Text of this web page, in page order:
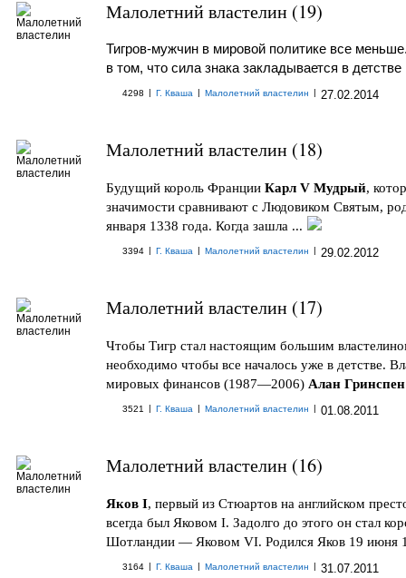
Малолетний властелин (19)
Тигров-мужчин в мировой политике все
в том, что сила знака закладывается в детстве
4298 | Г. Кваша | Малолетний властелин | 27.02.2014
Малолетний властелин (18)
Будущий король Франции Карл V Мудрый,
значимости сравнивают с Людовиком Святым,
января 1338 года. Когда зашла ...
3394 | Г. Кваша | Малолетний властелин | 29.02.2012
Малолетний властелин (17)
Чтобы Тигр стал настоящим большим
необходимо чтобы все началось уже в детстве.
мировых финансов (1987—2006) Алан Гринспен
3521 | Г. Кваша | Малолетний властелин | 01.08.2011
Малолетний властелин (16)
Яков I, первый из Стюартов на английском
всегда был Яковом I. Задолго до этого он стал
Шотландии — Яковом VI. Родился Яков 19 июня
3164 | Г. Кваша | Малолетний властелин | 31.07.2011